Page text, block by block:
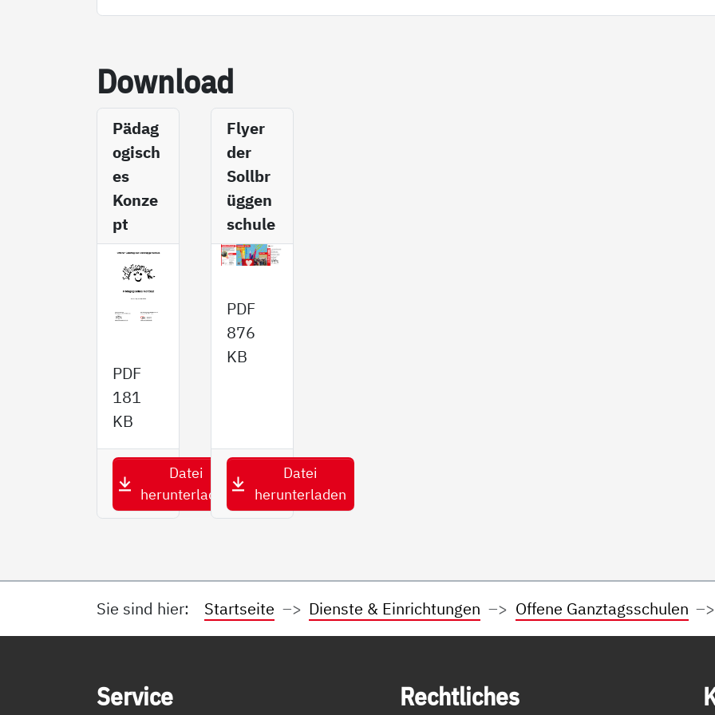
Down­load
Pädag
ogisch
es
Konze
pt
PDF
181
KB
Datei
herunterladen
Fly­er
der
Sollbr
üggen
schule
PDF
876
KB
Datei
herunterladen
Sie sind hier: Startseite Dienste & Einrichtungen Offene Ganztagsschulen
Ser­vice
Recht­li­ches